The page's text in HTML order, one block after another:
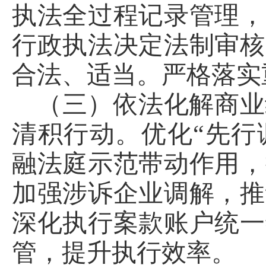
执法全过程记录管理
行政执法决定法制审
合法、适当。严格落
（三）依法化解商
清积行动。优化“先
融法庭示范带动作用
加强涉诉企业调解，
深化执行案款账户统
管，提升执行效率。